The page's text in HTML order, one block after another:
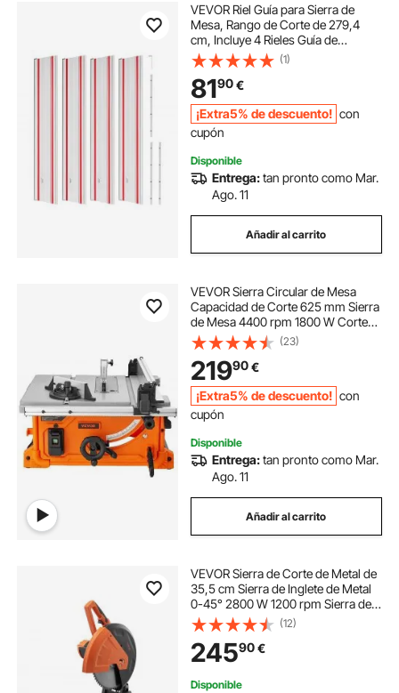
VEVOR Riel Guía para Sierra de
Mesa, Rango de Corte de 279,4
cm, Incluye 4 Rieles Guía de
Aluminio Extruido de 700 mm y 3
Conectores, Compatible con
Makita, Festool y WEN, para
Carpintería
(1)
8190€
¡Extra5% de descuento! con
cupón
Disponible
Entrega:tan pronto como Mar.
Ago. 11
Añadir al carrito
VEVOR Sierra Circular de Mesa
Capacidad de Corte 625 mm Sierra
de Mesa 4400 rpm 1800 W Corte
Transversal 85 mm 90° Corte
Biselado 60 mm 45° para Corte de
Madera Carpintería Taller Interior
Exterior
(23)
21990€
¡Extra5% de descuento! con
cupón
Disponible
Entrega:tan pronto como Mar.
Ago. 11
Añadir al carrito
VEVOR Sierra de Corte de Metal de
35,5 cm Sierra de Inglete de Metal
0-45° 2800 W 1200 rpm Sierra de
Corte con Hoja de Acero Inoxidable
y Aleación Cerámica Corte en Frío
para Acero Hierro Aluminio
(12)
24590€
Disponible